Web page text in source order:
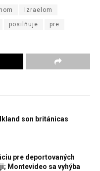
Izraelom
posilňuje pre
son británicas
pre deportovaných
Montevideo sa vyhýba